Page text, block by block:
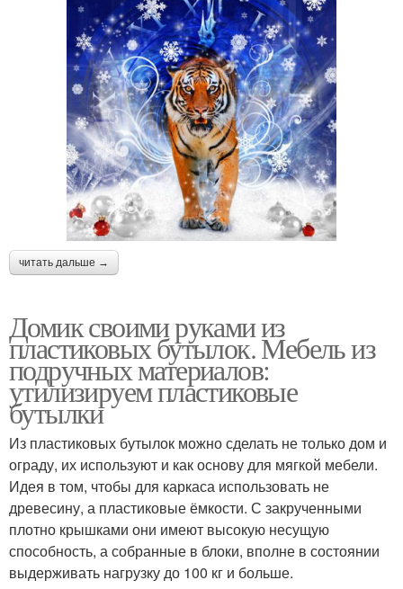
читать дальше →
Домик своими руками из
пластиковых бутылок. Мебель из
подручных материалов:
утилизируем пластиковые
бутылки
Из пластиковых бутылок можно сделать не только дом и
ограду, их используют и как основу для мягкой мебели.
Идея в том, чтобы для каркаса использовать не
древесину, а пластиковые ёмкости. С закрученными
плотно крышками они имеют высокую несущую
способность, а собранные в блоки, вполне в состоянии
выдерживать нагрузку до 100 кг и больше.